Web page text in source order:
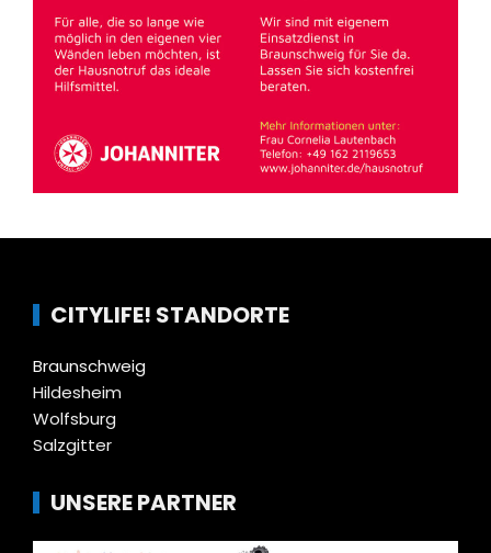
CITYLIFE! STANDORTE
Braunschweig
Hildesheim
Wolfsburg
Salzgitter
UNSERE PARTNER